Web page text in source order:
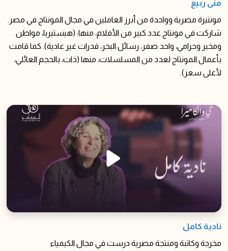
منى ربيع
مونتيرة مصرية وواحدة من أبرز العاملين في مجال المونتاج في مصر.
شاركت في مونتاج عدد كبير من الأفلام، منها: (هيستيريا، مواطن
ومخبر وحرامي، واحد صفر، رسائل البحر، قدرات غير عادية). كما قامت
بأعمال المونتاج لعدد من المسلسلات، منها (ذات، بالحجم العائلي،
لأعلى سعر).
نادية كامل
مخرجة وكاتبة ومنتجة مصرية درست في مجال الكيمياء